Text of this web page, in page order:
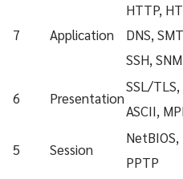
7 Application
HTTP,
DNS,
SSH,
6 Presentation
SSL/TLS,
ASCII,
5 Session
NetBIOS,
PPTP